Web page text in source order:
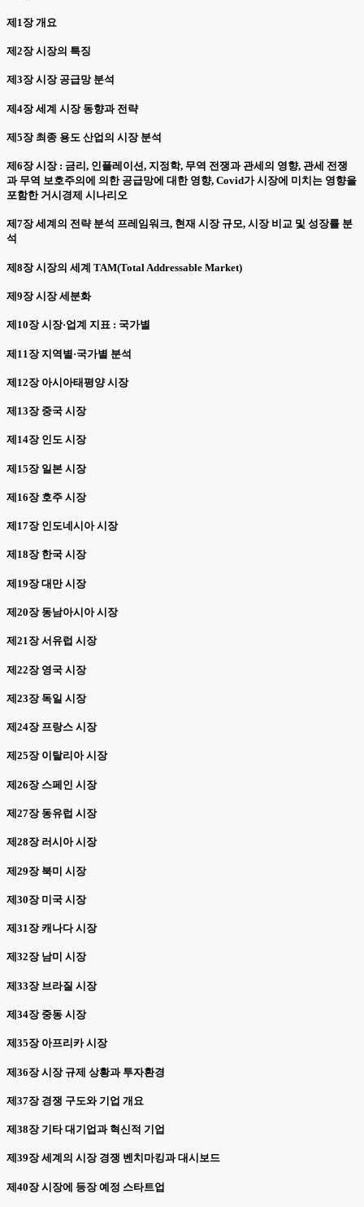
제1장 개요
제2장 시장의 특징
제3장 시장 공급망 분석
제4장 세계 시장 동향과 전략
제5장 최종 용도 산업의 시장 분석
제6장 시장 : 금리, 인플레이션, 지정학, 무역 전쟁과 관세의 영향, 관세 전쟁
과 무역 보호주의에 의한 공급망에 대한 영향, Covid가 시장에 미치는 영향을
포함한 거시경제 시나리오
제7장 세계의 전략 분석 프레임워크, 현재 시장 규모, 시장 비교 및 성장률 분
석
제8장 시장의 세계 TAM(Total Addressable Market)
제9장 시장 세분화
제10장 시장·업계 지표 : 국가별
제11장 지역별·국가별 분석
제12장 아시아태평양 시장
제13장 중국 시장
제14장 인도 시장
제15장 일본 시장
제16장 호주 시장
제17장 인도네시아 시장
제18장 한국 시장
제19장 대만 시장
제20장 동남아시아 시장
제21장 서유럽 시장
제22장 영국 시장
제23장 독일 시장
제24장 프랑스 시장
제25장 이탈리아 시장
제26장 스페인 시장
제27장 동유럽 시장
제28장 러시아 시장
제29장 북미 시장
제30장 미국 시장
제31장 캐나다 시장
제32장 남미 시장
제33장 브라질 시장
제34장 중동 시장
제35장 아프리카 시장
제36장 시장 규제 상황과 투자환경
제37장 경쟁 구도와 기업 개요
제38장 기타 대기업과 혁신적 기업
제39장 세계의 시장 경쟁 벤치마킹과 대시보드
제40장 시장에 등장 예정 스타트업